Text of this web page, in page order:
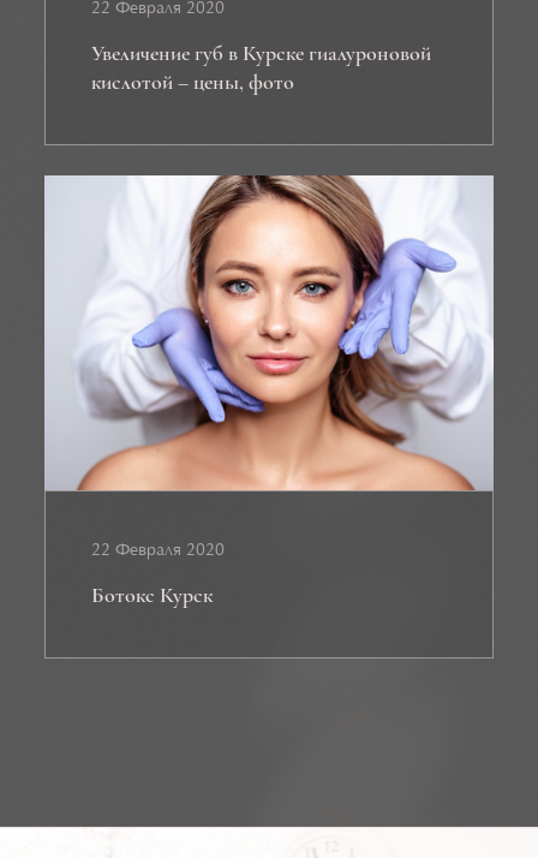
22 Февраля 2020
Увеличение губ в Курске гиалуроновой
кислотой – цены, фото
22 Февраля 2020
Ботокс Курск